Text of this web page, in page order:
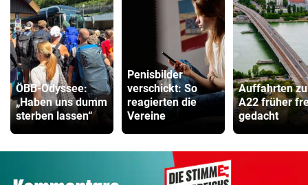
ÖBB-Odyssee:
„Haben uns dumm
sterben lassen“
Penisbilder
verschickt: So
reagierten die
Vereine
Auffahrten
A22 früher
gedacht